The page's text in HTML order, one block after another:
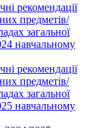
рекомендації
предметів/
загальної
навчальному
рекомендації
предметів/
загальної
навчальному